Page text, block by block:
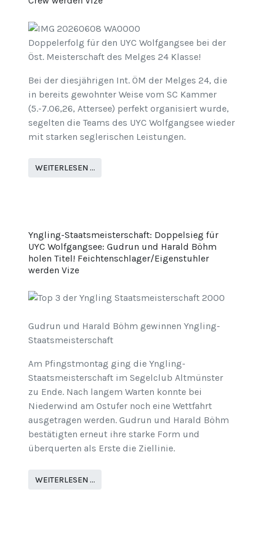
Doppelerfolg für den UYC Wolfgangsee bei der
Öst. Meisterschaft des Melges 24 Klasse!
Bei der diesjährigen Int. ÖM der Melges 24, die
in bereits gewohnter Weise vom SC Kammer
(5.-7.06,26, Attersee) perfekt organisiert wurde,
segelten die Teams des UYC Wolfgangsee wieder
mit starken seglerischen Leistungen.
WEITERLESEN …
Yngling-Staatsmeisterschaft: Doppelsieg für
UYC Wolfgangsee: Gudrun und Harald Böhm
holen Titel! Feichtenschlager/Eigenstuhler
werden Vize
Gudrun und Harald Böhm gewinnen Yngling-
Staatsmeisterschaft
Am Pfingstmontag ging die Yngling-
Staatsmeisterschaft im Segelclub Altmünster
zu Ende. Nach langem Warten konnte bei
Niederwind am Ostufer noch eine Wettfahrt
ausgetragen werden. Gudrun und Harald Böhm
bestätigten erneut ihre starke Form und
überquerten als Erste die Ziellinie.
WEITERLESEN …